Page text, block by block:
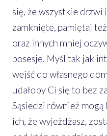
się, że wszystkie drzwi
zamknięte, pamiętaj
oraz innych mniej
posesje. Myśl tak jak
wejść do własnego
udałoby Ci się to bez
Sąsiedzi również
ich, że wyjeżdżasz,